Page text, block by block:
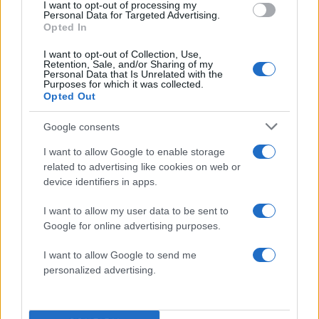
I want to opt-out of processing my
Personal Data for Targeted Advertising.
Opted In
I want to opt-out of Collection, Use,
Retention, Sale, and/or Sharing of my
Personal Data that Is Unrelated with the
Purposes for which it was collected.
Opted Out
Google consents
I want to allow Google to enable storage
related to advertising like cookies on web or
device identifiers in apps.
I want to allow my user data to be sent to
Google for online advertising purposes.
I want to allow Google to send me
personalized advertising.
Από το Βιβλίο: ΧΗΜΕΙΑ – ΤΕΥΧΟΣ Α’
Κεφάλαιο 1. ΔΙΑΜΟΡΙΑΚΕΣ ΔΥΝΑΜΕΙΣ –
ΚΑΤΑΣΤΑΣΕΙΣ ΤΗΣ ΥΛΗΣ – ΠΡΟΣΘΕΤΙΚΕΣ
ΙΔΙΟΤΗΤΕΣ
1.1«Διαμοριακές δυνάμεις – Μεταβολές
φυσικών καταστάσεων – Νόμος μερικών
πιέσεων»
ΕΚΤΟΣ από την υποενότητα «Μεταβολές
κατάστασης της ύλης» και την υποενότητα «Αέρια
η υποενότητα «Ώσμωση και Ωσμωτική πίεση»,